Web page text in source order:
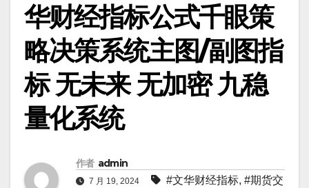
华财经指标公式千眼策
略决策系统主图/副图指
标 无未来 无加密 九稳
量化系统
作者 admin
7 月 19, 2024 #文华财经指标, #期货交